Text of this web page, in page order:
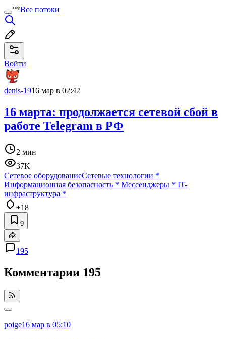
Все потоки
Войти
denis-1916 мар в 02:42
16 марта: продолжается сетевой сбой в
работе Telegram в РФ
2 мин
37K
Сетевое оборудованиеСетевые технологии *
Информационная безопасность * Мессенджеры * IT-
инфраструктура *
+18
9
195
Комментарии 195
poige16 мар в 05:10